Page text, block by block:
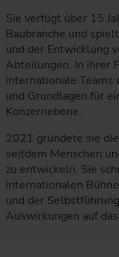
Sie verfügt über 15
Baubranche und
und der Entwicklung
Abteilungen. In ihrer
internationale Teams
und Grundlagen für
Konzernebene.
2021 gründete sie
seitdem Menschen
zu entwickeln. Sie
internationalen
und der
Auswirkungen auf